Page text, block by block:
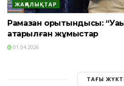
ЖАҢАЛЫҚТАР
Рамазан қорытындысы:
атқарылған жұмыстар
01.04.2026
ТАҒЫ